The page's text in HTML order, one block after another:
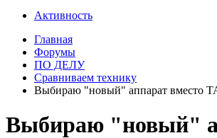
Активность
Главная
Форумы
ПО ДЕЛУ
Сравниваем технику
Выбираю "новый" аппарат вместо
Выбираю "новый"